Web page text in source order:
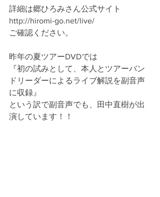
詳細は郷ひろみさん公式サイト
http://hiromi-go.net/live/
ご確認ください。
昨年の夏ツアーDVDでは
『初の試みとして、本人とツアーバン
ドリーダーによるライブ解説を副音声
に収録』
という訳で副音声でも、田中直樹が出
演しています！！